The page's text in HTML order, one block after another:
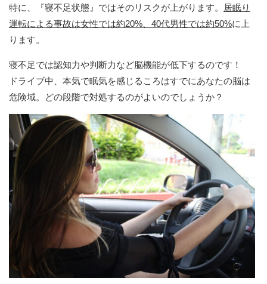
特に、『寝不足状態』ではそのリスクが上がります。
居眠り
運転による事故は女性では約20%、40代男性では約50%に上
ります。
寝不足では認知力や判断力など脳機能が低下するのです！
ドライブ中、本気で眠気を感じるころはすでにあなたの脳は
危険域。どの段階で対処するのがよいのでしょうか？